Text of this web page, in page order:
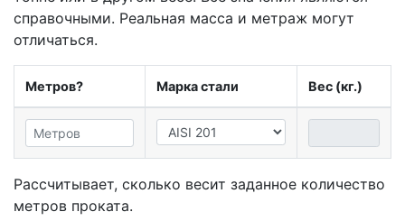
справочными. Реальная масса и метраж могут
отличаться.
Метров? Марка стали Вес (кг.)
Рассчитывает, сколько весит заданное количество
метров проката.